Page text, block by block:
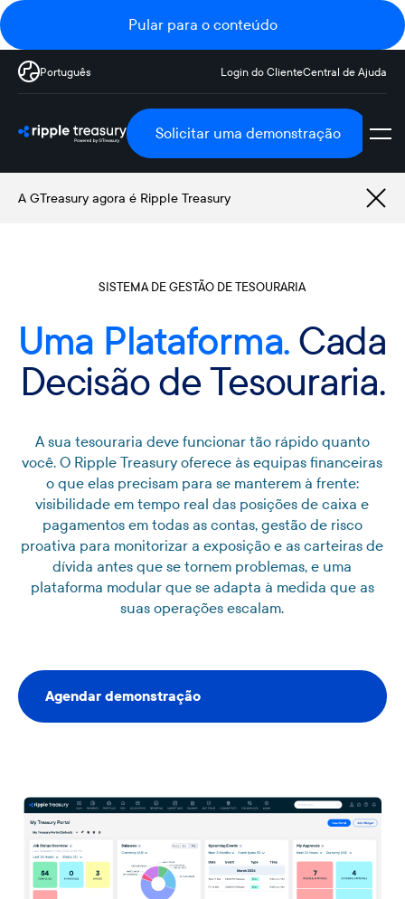
Pular para o conteúdo
Português Login do ClienteCentral de Ajuda
Solicitar uma demonstração
A GTreasury agora é Ripple Treasury
SISTEMA DE GESTÃO DE TESOURARIA
Uma Plataforma. Cada
Decisão de Tesouraria.
A sua tesouraria deve funcionar tão rápido quanto
você. O Ripple Treasury oferece às equipas financeiras
o que elas precisam para se manterem à frente:
visibilidade em tempo real das posições de caixa e
pagamentos em todas as contas, gestão de risco
proativa para monitorizar a exposição e as carteiras de
dívida antes que se tornem problemas, e uma
plataforma modular que se adapta à medida que as
suas operações escalam.
Agendar demonstração
Agendar demonstração